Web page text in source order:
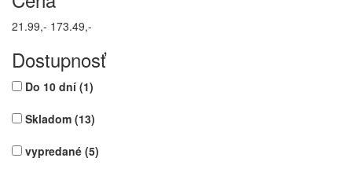
21.99,- 173.49,-
Dostupnosť
Do 10 dní (1)
Skladom (13)
vypredané (5)